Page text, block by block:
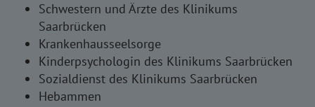
Schwestern und Ärzte des Klinikums
Saarbrücken
Krankenhausseelsorge
Kinderpsychologin des Klinikums Saarbrücken
Sozialdienst des Klinikums Saarbrücken
Hebammen